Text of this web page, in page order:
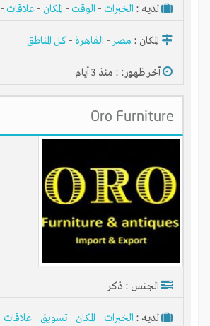
لديـه : الخبرات - الوقت - المكان - علاقات -
المكان : مصر- القاهرة - كل المناطق
آخر ظهور: : منذ 3 أيام
Oro Furniture
الجنس : ذكر
لديـه : الخبرات - المكان -تسويق - علاقات